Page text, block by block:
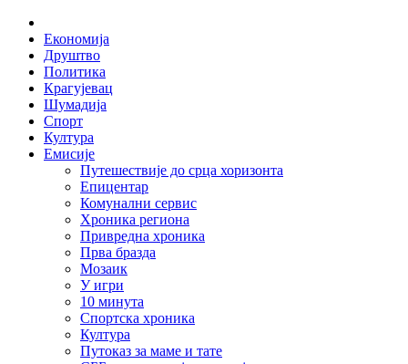
Skip
content
Економија
Друштво
Политика
Крагујевац
Шумадија
Спорт
Култура
Емисије
Путешествије до срца хоризонта
Епицентар
Комунални сервис
Хроника региона
Привредна хроника
Прва бразда
Мозаик
У игри
10 минута
Спортска хроника
Култура
Путоказ за маме и тате